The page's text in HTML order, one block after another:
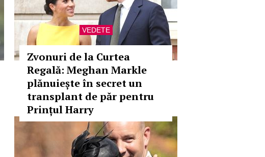
VEDETE
Zvonuri de la Curtea
Regală: Meghan Markle
plănuiește în secret un
transplant de păr pentru
Prințul Harry